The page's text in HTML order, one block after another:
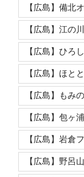
【広島】備北
【広島】江の
【広島】ひろ
【広島】ほと
【広島】もみ
【広島】包ヶ
【広島】岩倉
【広島】野呂